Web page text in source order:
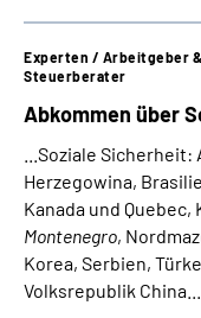
Abkommen über
Experten / Arbeitgeber &
Steuerberater
...Soziale
Herzegowina,
Kanada und Quebec,
Montenegro,
Korea, Serbien,
Volksrepublik China....